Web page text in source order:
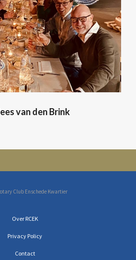
van den Brink
Club Enschede Kwartier
Over RCEK
Privacy Policy
Contact